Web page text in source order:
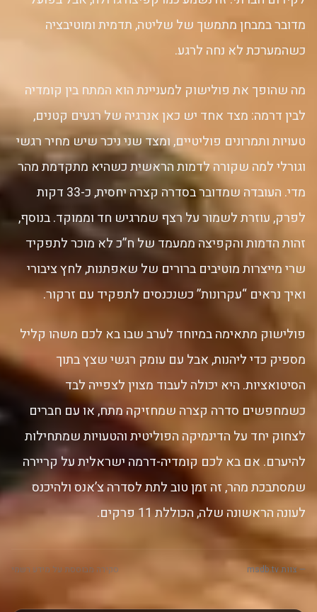
מדובר במבחן מתמשך של שליטה, תדמית ומוטיבציה
כשהמערכת לא נחה לרגע.
מה שהופך את פולישוק למעניינת הוא המתח בין קומדיה
לבין דרמה: מצד אחד יש כאן אנרגיה של רגעים קטנים,
טעויות ותמרונים פוליטיים, ומצד שני ניכר שיש מחיר רגשי
וגורלי למה שקורה לדמות הראשית כשהיא מתקדמת מהר
מדי. העובדה שמדובר בסדרה קצרה יחסית, כ-33 דקות
לפרק, עוזרת לשמור על רצף שמרגיש חד וממוקד. בנוסף,
זהות הדמות והקפיצה ממעמד של ח”כ לא מוכר לתפקיד
שרי מייצרות מוטיבים ברורים של שאפתנות, לחץ ציבורי
ואיך נראים “עקרונות” כשנכנסים לתפקיד עם זרקור.
פולישוק מתאימה במיוחד לערב שבו בא לכם משהו קליל
מספיק כדי ליהנות, אבל עם עומק רגשי שצץ בתוך
הסיטואציות. היא יכולה לעבוד מצוין לצפייה לבד
כשמחפשים סדרה קצרה שמחזיקה מתח, או עם חברים
לצחוק יחד על הדינמיקה הפוליטית והטעויות שמתחילות
להיערם. אם בא לכם קומדיה-דרמה ישראלית על קריירה
שמסתבכת מהר, זה זמן טוב לתת לסדרה צ’אנס ולהיכנס
לעונה הראשונה שלה, הכוללת 11 פרקים.
— צוות msdb.tv סקירה מבוססת על מידע רשמי